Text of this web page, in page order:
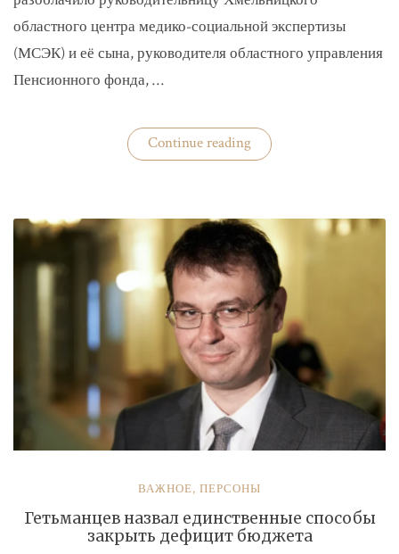
областного центра медико-социальной экспертизы
(МСЭК) и её сына, руководителя областного управления
Пенсионного фонда, …
Continue reading«В
Хмельницком
сын
зарабатывали
на
уклонистах»
ВАЖНОЕ, ПЕРСОНЫ
Гетьманцев назвал единственные способы
закрыть дефицит бюджета